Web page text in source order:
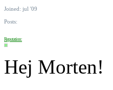
Joined: jul '09
Posts:
Reputation:
Hej Morten!